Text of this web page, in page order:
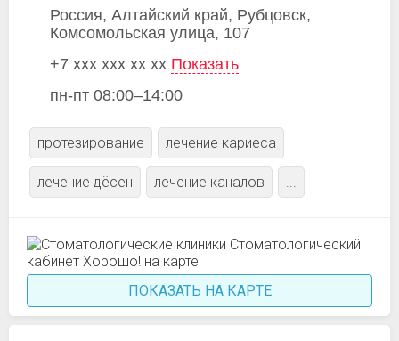
Россия, Алтайский край, Рубцовск,
Комсомольская улица, 107
+7 xxx xxx xx xx Показать
пн-пт 08:00–14:00
протезирование лечение кариеса
лечение дёсен лечение каналов ...
ПОКАЗАТЬ НА КАРТЕ